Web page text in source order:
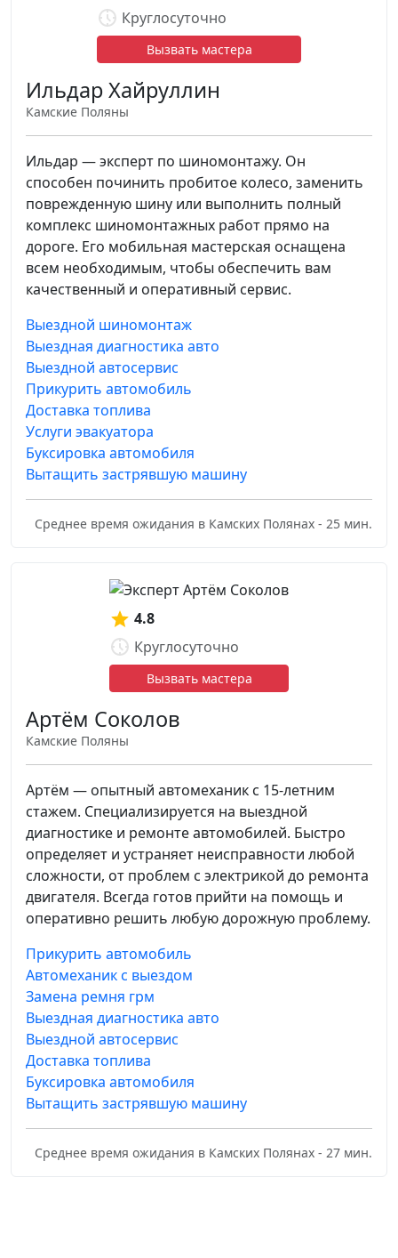
Круглосуточно
Вызвать мастера
Ильдар Хайруллин
Камские Поляны
Ильдар — эксперт по шиномонтажу. Он
способен починить пробитое колесо, заменить
поврежденную шину или выполнить полный
комплекс шиномонтажных работ прямо на
дороге. Его мобильная мастерская оснащена
всем необходимым, чтобы обеспечить вам
качественный и оперативный сервис.
Выездной шиномонтаж
Выездная диагностика авто
Выездной автосервис
Прикурить автомобиль
Доставка топлива
Услуги эвакуатора
Буксировка автомобиля
Вытащить застрявшую машину
Среднее время ожидания в Камских Полянах - 25 мин.
4.8
Круглосуточно
Вызвать мастера
Артём Соколов
Камские Поляны
Артём — опытный автомеханик с 15-летним
стажем. Специализируется на выездной
диагностике и ремонте автомобилей. Быстро
определяет и устраняет неисправности любой
сложности, от проблем с электрикой до ремонта
двигателя. Всегда готов прийти на помощь и
оперативно решить любую дорожную проблему.
Прикурить автомобиль
Автомеханик с выездом
Замена ремня грм
Выездная диагностика авто
Выездной автосервис
Доставка топлива
Буксировка автомобиля
Вытащить застрявшую машину
Среднее время ожидания в Камских Полянах - 27 мин.